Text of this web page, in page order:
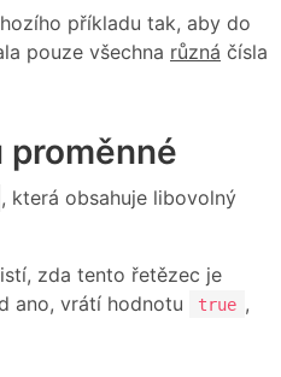
příkladu tak, aby do
pouze všechna různá čísla
, která obsahuje libovolný
zda tento řetězec je
ano, vrátí hodnotu
true ,